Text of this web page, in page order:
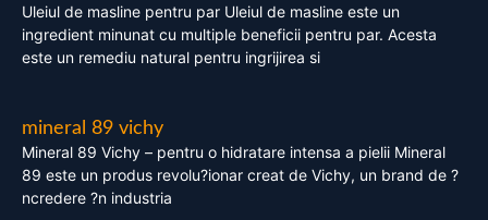
Uleiul de masline pentru par Uleiul de masline este un
ingredient minunat cu multiple beneficii pentru par. Acesta
este un remediu natural pentru ingrijirea si
mineral 89 vichy
Mineral 89 Vichy – pentru o hidratare intensa a pielii Mineral
89 este un produs revolu?ionar creat de Vichy, un brand de ?
ncredere ?n industria